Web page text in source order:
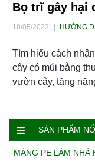
Bọ trĩ gây hại
18/05/2023 HƯỚNG
Tìm hiểu cách
cây có múi bằng
vườn cây, tăng
SẢN PHẨM
MÀNG PE LÀM NHÀ